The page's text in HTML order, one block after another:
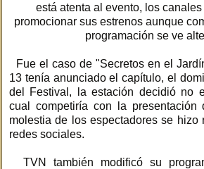
está atenta al evento, los
promocionar sus estrenos aunque
programación se ve
Fue el caso de "Secretos en el
13 tenía anunciado el capítulo, el
del Festival, la estación decidió no
cual competiría con la presentación
molestia de los espectadores se hizo
redes sociales.
TVN también modificó su